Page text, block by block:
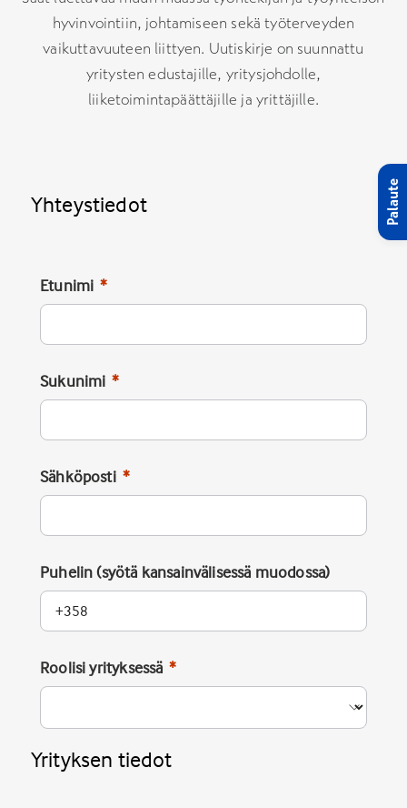
hyvinvointiin, johtamiseen sekä työterveyden
vaikuttavuuteen liittyen. Uutiskirje on suunnattu
yritysten edustajille, yritysjohdolle,
liiketoimintapäättäjille ja yrittäjille.
Yhteystiedot
Etunimi
Sukunimi
Sähköposti
Puhelin (syötä kansainvälisessä muodossa)
Roolisi yrityksessä
Yrityksen tiedot
Palaute